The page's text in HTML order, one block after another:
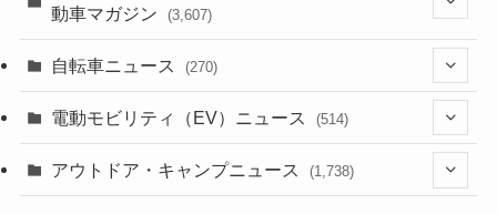
(639)
(118)
(60)
(252)
(38) (249)
(306)
(6,958)
(2,474)
(1,226)
動車マガジン
(3,607)
(186)
自転車ニュース (270)
(54)
(211)
電動モビリティ（EV）ニュース (514)
(132)
アウトドア・キャンプニュース (1,738)